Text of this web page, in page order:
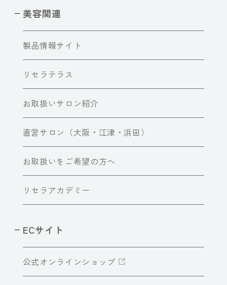
美容関連
製品情報サイト
リセラテラス
お取扱いサロン紹介
直営サロン（大阪・江津・浜田）
お取扱いをご希望の方へ
リセラアカデミー
ECサイト
公式オンラインショップ